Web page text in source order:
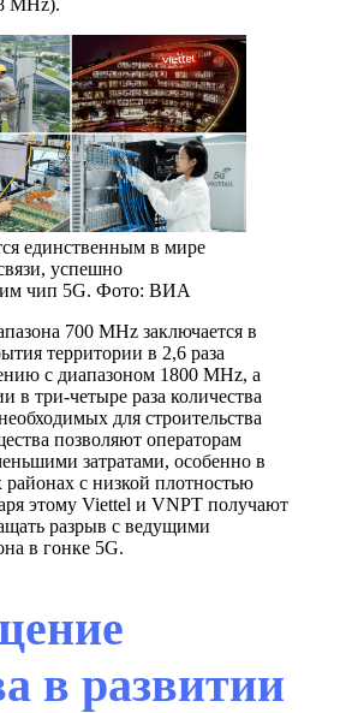
MHz).
единственным в мире
успешно
чип 5G. Фото: ВИА
700 MHz заключается в
территории в 2,6 раза
с диапазоном 1800 MHz, а
в три-четыре раза количества
для строительства
позволяют операторам
затратами, особенно в
районах с низкой плотностью
этому Viettel и VNPT получают
разрыв с ведущими
в гонке 5G.
в развитии